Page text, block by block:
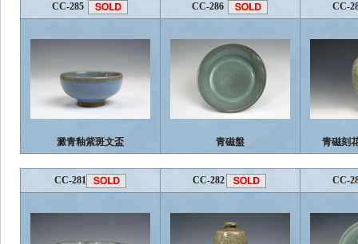
CC-285 CC-286 CC-
澱青釉紫斑文盃 青磁盤 青磁刻
CC-281 CC-282 CC-